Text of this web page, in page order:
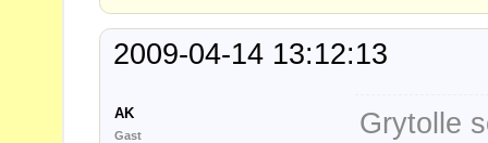
2009-04-14 13:12:13
AK
Gast Grytolle